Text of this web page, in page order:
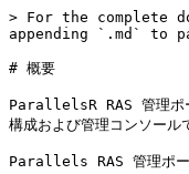
> For the complete
appending `.md` to
# 概要
ParallelsR RAS 管理ポー
構成および管理コンソール
Parallels RAS 管理ポー